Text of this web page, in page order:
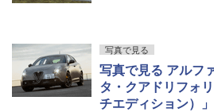
写真で見る
写真で見る アルフ
タ・クアドリフォ
チエディション）」